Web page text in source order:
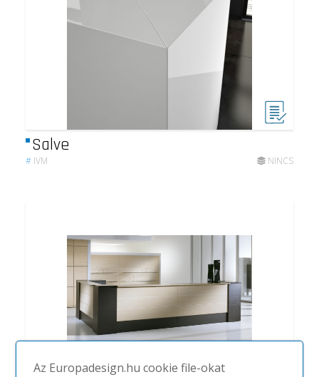
Salve
# IVM NINCS
Az Europadesign.hu cookie file-okat